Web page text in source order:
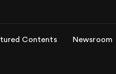
Contents Newsroom